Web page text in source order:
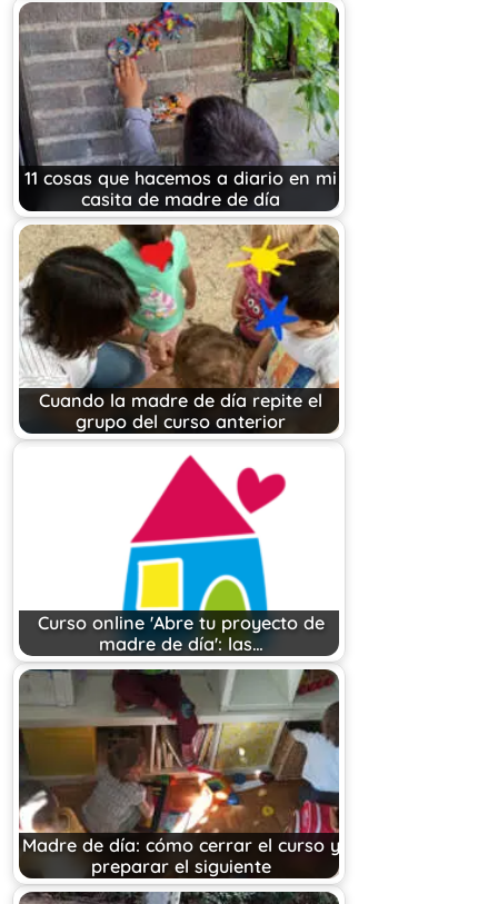
11 cosas que hacemos a diario en mi
casita de madre de día
Cuando la madre de día repite el
grupo del curso anterior
Curso online 'Abre tu proyecto de
madre de día': las…
Madre de día: cómo cerrar el curso y
preparar el siguiente